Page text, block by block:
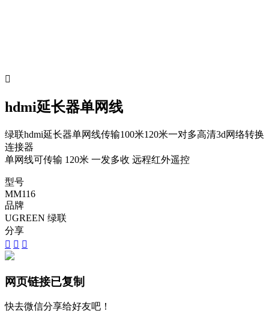

hdmi延长器单网线
绿联hdmi延长器单网线传输100米120米一对多高清3d网络转换
连接器
单网线可传输 120米 一发多收 远程红外遥控
型号
MM116
品牌
UGREEN 绿联
分享
  
网页链接已复制
快去微信分享给好友吧！